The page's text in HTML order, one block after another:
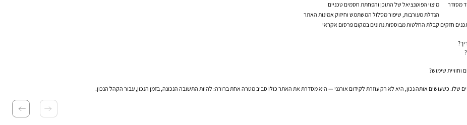
מיצוי הפוטנציאל של התוכן והפחתת חסמים טכניים
הגדלת מעורבות, שיפור מסלול המשתמש וחיזוק אמינות האתר
חזקים קבלת החלטות מבוססות נתונים במקום פרסום אקראי
וחוויית שימוש?
כשעושים אותה נכון, היא לא רק עוזרת לקידום אורגני — היא מסדרת את האתר כולו סביב מטרה אחת ברורה: להיות התשובה הנכונה, בזמן הנכון, עבור הקהל הנכון.